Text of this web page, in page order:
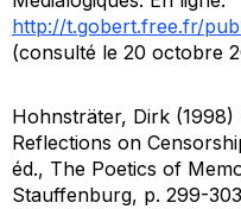
http://t.gobert.free.fr/
(consulté le 20 octobre
Hohnsträter, Dirk
Reflections on
éd., The Poetics of
Stauffenburg, p. 299-